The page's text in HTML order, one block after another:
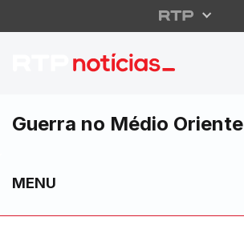
Diplomacia de
Guerra no Médio Oriente
MENU